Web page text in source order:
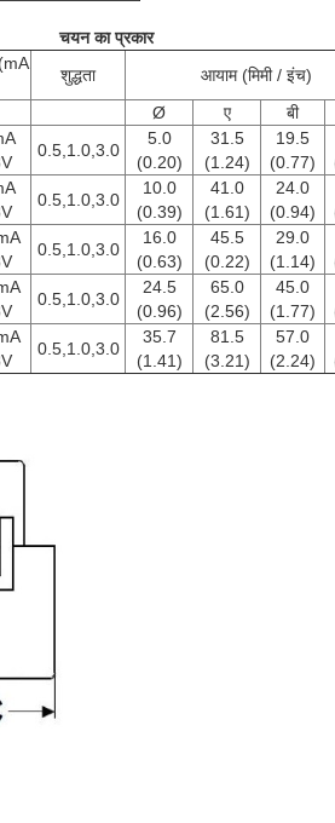
चयन का प्रकार
शुद्धता
आयाम (मिमी / इंच)
Ø
ए बी
0.5,1.0,3.0
5.0
(0.20)
31.5
(1.24)
19.5
(0.77)
0.5,1.0,3.0
10.0
(0.39)
41.0
(1.61)
24.0
(0.94)
0.5,1.0,3.0
16.0
(0.63)
45.5
(0.22)
29.0
(1.14)
0.5,1.0,3.0
24.5
(0.96)
65.0
(2.56)
45.0
(1.77)
0.5,1.0,3.0
35.7
(1.41)
81.5
(3.21)
57.0
(2.24)